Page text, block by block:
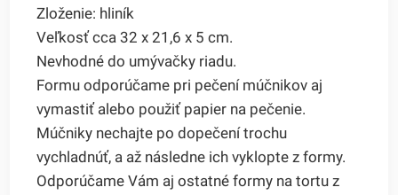
Zloženie: hliník
Veľkosť cca 32 x 21,6 x 5 cm.
Nevhodné do umývačky riadu.
Formu odporúčame pri pečení múčnikov aj
vymastiť alebo použiť papier na pečenie.
Múčniky nechajte po dopečení trochu
vychladnúť, a až následne ich vyklopte z formy.
Odporúčame Vám aj ostatné formy na tortu z